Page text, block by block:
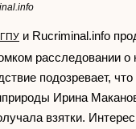
и Rucriminal.info
расследовании о
подозревает, что
Ирина
взятки.